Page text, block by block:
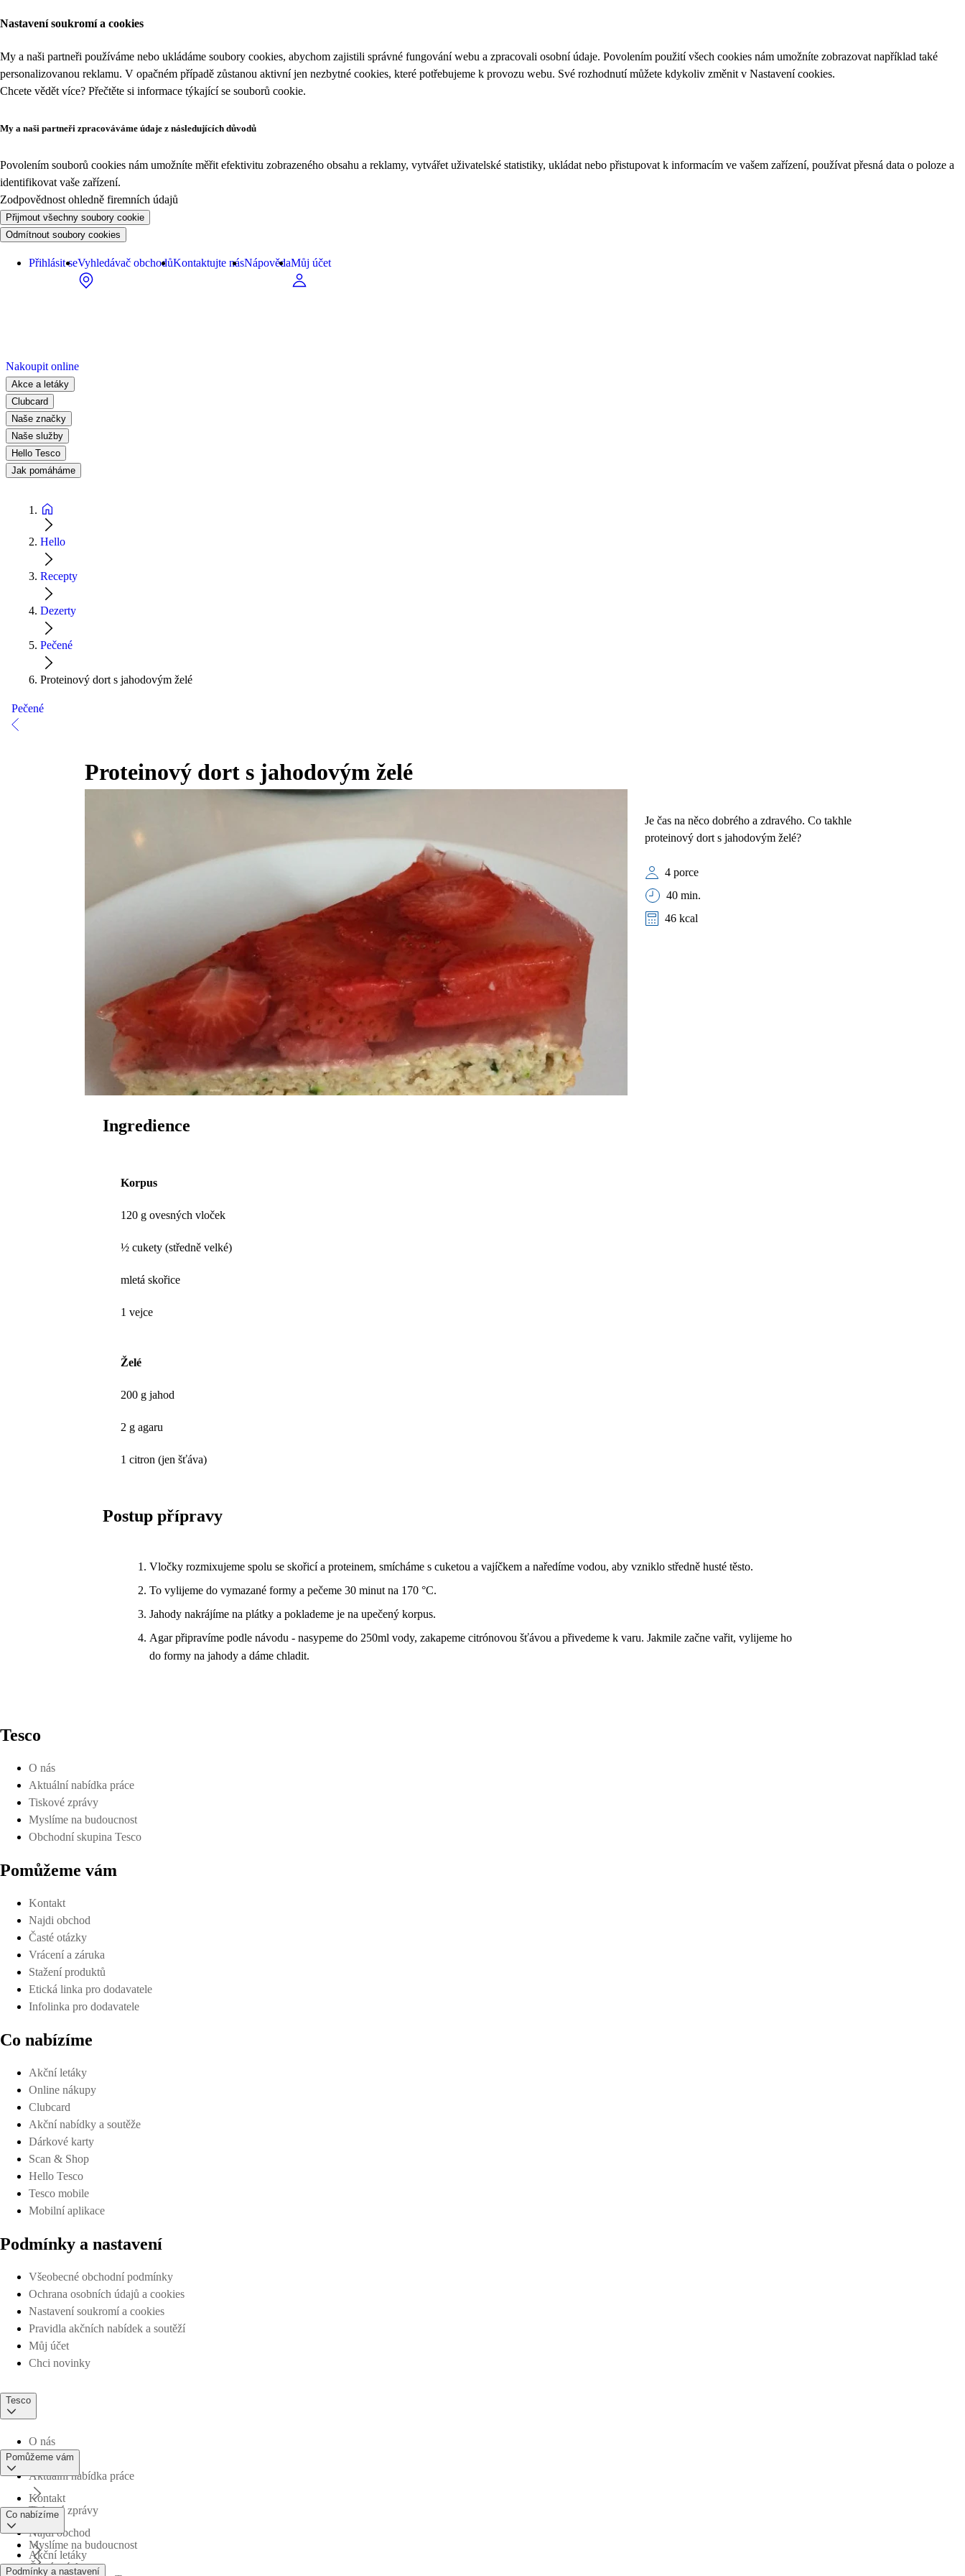
Nastavení soukromí a cookies
My a naši partneři používáme nebo ukládáme soubory cookies, abychom zajistili správné fungování webu a zpracovali osobní údaje. Povolením použití všech cookies nám umožníte zobrazovat například také
personalizovanou reklamu. V opačném případě zůstanou aktivní jen nezbytné cookies, které potřebujeme k provozu webu. Své rozhodnutí můžete kdykoliv změnit v Nastavení cookies.
Chcete vědět více? Přečtěte si informace týkající se souborů cookie.
My a naši partneři zpracováváme údaje z následujících důvodů
Povolením souborů cookies nám umožníte měřit efektivitu zobrazeného obsahu a reklamy, vytvářet uživatelské statistiky, ukládat nebo přistupovat k informacím ve vašem zařízení, používat přesná data o poloze a
identifikovat vaše zařízení.
Zodpovědnost ohledně firemních údajů
Přijmout všechny soubory cookie
Odmítnout soubory cookies
Přihlásit seVyhledávač obchodůKontaktujte násNápovědaMůj účet
Nakoupit online
Akce a letáky
Clubcard
Naše značky
Naše služby
Hello Tesco
Jak pomáháme
Hello
Recepty
Dezerty
Pečené
Proteinový dort s jahodovým želé
Pečené
Proteinový dort s jahodovým želé
Je čas na něco dobrého a zdravého. Co takhle
proteinový dort s jahodovým želé?
4 porce
40 min.
46 kcal
Ingredience
Korpus
120 g ovesných vloček
½ cukety (středně velké)
mletá skořice
1 vejce
Želé
200 g jahod
2 g agaru
1 citron (jen šťáva)
Postup přípravy
Vločky rozmixujeme spolu se skořicí a proteinem, smícháme s cuketou a vajíčkem a naředíme vodou, aby vzniklo středně husté těsto.
To vylijeme do vymazané formy a pečeme 30 minut na 170 °C.
Jahody nakrájíme na plátky a poklademe je na upečený korpus.
Agar připravíme podle návodu - nasypeme do 250ml vody, zakapeme citrónovou šťávou a přivedeme k varu. Jakmile začne vařit, vylijeme ho
do formy na jahody a dáme chladit.
Tesco
O nás
Aktuální nabídka práce
Tiskové zprávy
Myslíme na budoucnost
Obchodní skupina Tesco
Pomůžeme vám
Kontakt
Najdi obchod
Časté otázky
Vrácení a záruka
Stažení produktů
Etická linka pro dodavatele
Infolinka pro dodavatele
Co nabízíme
Akční letáky
Online nákupy
Clubcard
Akční nabídky a soutěže
Dárkové karty
Scan & Shop
Hello Tesco
Tesco mobile
Mobilní aplikace
Podmínky a nastavení
Všeobecné obchodní podmínky
Ochrana osobních údajů a cookies
Nastavení soukromí a cookies
Pravidla akčních nabídek a soutěží
Můj účet
Chci novinky
Tesco
O nás
Aktuální nabídka práce
Tiskové zprávy
Myslíme na budoucnost
Pomůžeme vám
Kontakt
Najdi obchod
Časté otázky
Co nabízíme
Akční letáky
Podmínky a nastavení